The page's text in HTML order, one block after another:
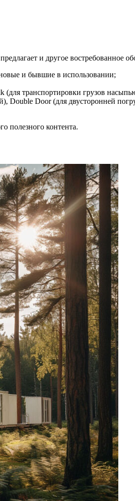
и другое востребованное
и бывшие в использовании;
транспортировки грузов
Door (для двусторонней
полезного контента.